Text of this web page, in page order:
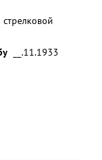
__.11.1933